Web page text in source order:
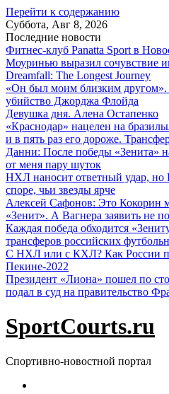
Перейти к содержанию
Суббота, Авг 8, 2026
Последние новости
Фитнес-клуб Panatta Sport в
Моуринью выразил сочувствие
Dreamfall: The Longest Journey
«Он был моим близким другом».
убийство Джорджа Флойда
Девушка дня. Алена Остапенко
«Краснодар» нацелен на
и в пять раз его дороже.
Данни: После победы
от меня пару шуток
НХЛ наносит ответный удар, но
споре, чьи звезды ярче
Алексей Сафонов: Это Кокорин
«Зенит». А Вагнера заявить не
Каждая победа обходится
трансферов российских
С НХЛ или с КХЛ? Как России
Пекине-2022
Президент «Лиона» пошел по
подал в суд на правительство
SportCourts.ru
Спортивно-новостной портал